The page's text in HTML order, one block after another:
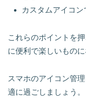
カスタムアイコ
これらのポイントを
に便利で楽しいものに
スマホのアイコン管
適に過ごしましょう。